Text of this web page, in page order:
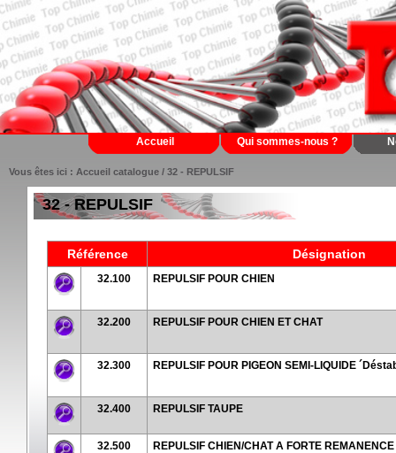
Accueil Qui sommes-nous ?
Vous êtes ici : Accueil catalogue / 32 - REPULSIF
32 - REPULSIF
Référence Désignation
32.100 REPULSIF POUR CHIEN
32.200 REPULSIF POUR CHIEN ET CHAT
32.300 REPULSIF POUR PIGEON SEMI-LIQUIDE
32.400 REPULSIF TAUPE
32.500 REPULSIF CHIEN/CHAT A FORTE REMANENCE